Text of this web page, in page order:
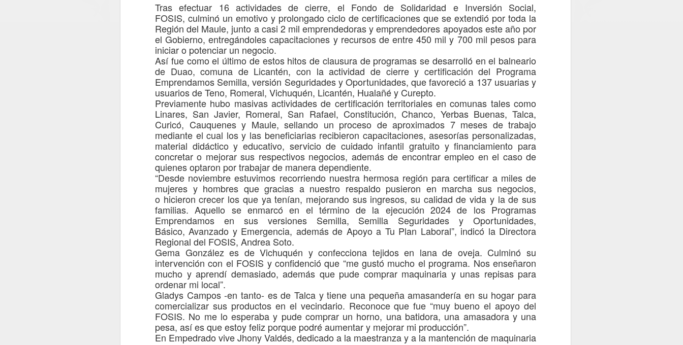
Trasefectuar 16 actividades de cierre, el Fondo de Solidaridad e Inversión Social,
FOSIS, culminó un emotivo y prolongado ciclo de certificaciones que se extendió por toda la
Región del Maule, junto a casi 2 mil emprendedoras y emprendedores apoyados este año por
el Gobierno,entregándoles capacitaciones y recursos de entre 450 mil y 700 mil pesos para
iniciar o potenciar un negocio.
Así fue como el último de estos hitos de clausura de programas se desarrolló enel balneario
de Duao,comuna de Licantén,con la actividad de cierrey certificación del Programa
Emprendamos Semilla,versión Seguridades y Oportunidades,que favorecióa 137 usuarias y
usuarios de Teno, Romeral, Vichuquén, Licantén, Hualañé y Curepto.
Previamente hubo masivas actividadesde certificación territoriales en comunas tales como
Linares, San Javier, Romeral, San Rafael, Constitución, Chanco, Yerbas Buenas, Talca,
Curicó, Cauquenesy Maule, sellando un proceso de aproximados 7 meses de trabajo
mediante el cual los y las beneficiarias recibieron capacitaciones, asesorías personalizadas,
material didáctico y educativo, servicio de cuidado infantil gratuito y financiamiento para
concretaro mejorarsus respectivos negocios, además de encontrar empleo en el caso de
quienes optaron por trabajar de manera dependiente.
“Desde noviembreestuvimos recorriendo nuestra hermosa región para certificar a miles de
mujeres y hombres que gracias a nuestro respaldo pusieron en marcha sus negocios,
o hicieroncrecer los que ya tenían, mejorando sus ingresos, su calidad de vida y la de sus
familias. Aquello se enmarcó en el término de la ejecución 2024 de los Programas
Emprendamos en sus versiones Semilla, Semilla Seguridades y Oportunidades,
Básico,Avanzado y Emergencia, además de Apoyo a Tu Plan Laboral”, indicó la Directora
Regional del FOSIS, Andrea Soto.
Gema Gonzálezes de Vichuquén y confecciona tejidos en lana de oveja. Culminó su
intervención con el FOSIS y confidenció que “megustó mucho el programa. Nos enseñaron
mucho y aprendí demasiado, además que pude comprar maquinaria y unas repisas para
ordenar mi local”.
Gladys Campos-en tanto- esde Talca y tiene una pequeña amasandería en su hogar para
comercializar sus productos en el vecindario. Reconoce que fue “muy bueno el apoyo del
FOSIS. No me lo esperaba y pude comprar un horno, una batidora, una amasadora y una
pesa, así es que estoy feliz porque podré aumentar y mejorar mi producción”.
En Empedrado viveJhony Valdés, dedicado a la maestranza ya la mantención de maquinaria
Paso Pehuenche
avanza como
alternativa estratégica
a Los Libertadores
El encuentro, liderado por el
gobernador Pedro Pablo Álvarez-
Salamanca y el delegado
presidencial Juan Eduardo Prieto,
sumó a parlamentarios y
consejeros regionales del Maule
para definir los primeros pasos
hacia una gestión binacional del
Talca, 6 de agosto de 2026.
AUG
6
Ronda policial
Extraordinaria en
Lontué con resultados
positivos en materia de
prevención y
seguridad
Con el objetivo de fortalecer la
seguridad y prevenir la comisión
de delitos, Carabineros de la 4ª
Comisaría Molina, en la localidad
de Lontué, desarrolló una Ronda
Extraordinaria de Servicios
Preventivos, desplegando
controles y fiscalizaciones en
distintos puntos
El lanzamiento de esta ronda fue
encabezado por la Prefecto de
Carabineros de Curicó, Coronel
Delegado Presidencial Provincial
de Curicó, Óscar Águila; el
Alcalde de Molina, José Policía
de Investigaci
AUG
4
MÁS DE 290
MILLONES DE
PESOS PERMITIRÁN
MEJORAR
INFRAESTRUCTURA
DE TRES ESCUELAS
MUNICIPALES DE
TENO
• Los recursos, gestionados por la
administración del alcalde Wildo
Farías y postulados por el DAEM,
financiarán mejoras integrales en
las escuelas El Guindo
($122.373.016) y Huemul
aulas modulares, revestimientos,
pisos y cierres perimetrales. En
tanto, la Escuela Teno Ciclo 2
completo su red eléctrica,
garantizando espacios más
seguros y modernos para la
educación de la comuna.
Teno, 04 de agosto de 2026.
2
permite salvar la vida
de paciente aislado en
Curepto
Municipio de Curepto destaca vital
colaboración junto a la Delegación
Presidencial del Maule y
vida de paciente aislado
Gracias a una rápida y coordinada
gestión conjunta entre el alcalde
de Curepto, Fernando Alcàntara,
la Delegación Presidencial
Regional encabezada por Juan
policial, un helicóptero
institucional aterrizó en tiempo
récord para efectuar el traslado de
complicaciones de salud hacia
AUG
1
Una posta inutilizada y atención en una clinica móvil:
La realidad que constató CONFUSAM en Vichuquén
CONFUSAM del Maule realizó el pasado 31 de julio una visita en
terreno a la comuna de Vichuquén, específicamente al sector de
Boyeruca, con el objetivo de conocer la realidad que enfrentan las y los
funcionarios de salud tras el incendio que destruyó por completo la
Posta Rural de Boyeruca, ocurrido el 17 de diciembre de 2025.
JUL
30
PDI MAULE DESARROLLÓ FISCALIZACIONES
MIGRATORIAS SIMULTÁNEAS EN TALCA Y
PROVINCIA DE LINARES
Detectives de los Departamentos de Migraciones y Policía Internacional
de Talca y Linares realizaron fiscalizaciones simultáneas en distintos